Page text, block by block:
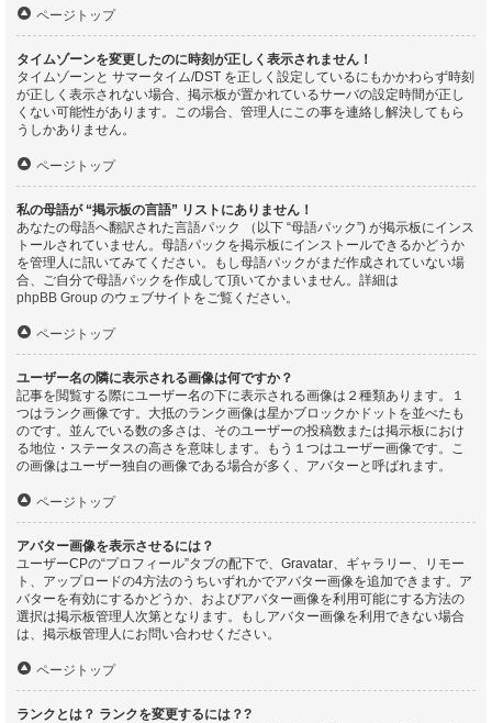
ページトップ
タイムゾーンを変更したのに時刻が正しく表示されません！
タイムゾーンと サマータイム/DST を正しく設定しているにもかかわらず時刻
が正しく表示されない場合、掲示板が置かれているサーバの設定時間が正し
くない可能性があります。この場合、管理人にこの事を連絡し解決してもら
うしかありません。
ページトップ
私の母語が “掲示板の言語” リストにありません！
あなたの母語へ翻訳された言語パック （以下 “母語パック”) が掲示板にインス
トールされていません。母語パックを掲示板にインストールできるかどうか
を管理人に訊いてみてください。もし母語パックがまだ作成されていない場
合、ご自分で母語パックを作成して頂いてかまいません。詳細は
phpBB Group のウェブサイトをご覧ください。
ページトップ
ユーザー名の隣に表示される画像は何ですか？
記事を閲覧する際にユーザー名の下に表示される画像は２種類あります。１
つはランク画像です。大抵のランク画像は星かブロックかドットを並べたも
のです。並んでいる数の多さは、そのユーザーの投稿数または掲示板におけ
る地位・ステータスの高さを意味します。もう１つはユーザー画像です。こ
の画像はユーザー独自の画像である場合が多く、アバターと呼ばれます。
ページトップ
アバター画像を表示させるには？
ユーザーCPの“プロフィール”タブの配下で、Gravatar、ギャラリー、リモー
ト、アップロードの4方法のうちいずれかでアバター画像を追加できます。ア
バターを有効にするかどうか、およびアバター画像を利用可能にする方法の
選択は掲示板管理人次第となります。もしアバター画像を利用できない場合
は、掲示板管理人にお問い合わせください。
ページトップ
ランクとは？ ランクを変更するには？?